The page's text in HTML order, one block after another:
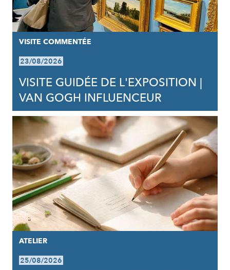
VISITE COMMENTÉE
23/08/2026
VISITE GUIDÉE DE L'EXPOSITION |
VAN GOGH INFLUENCEUR
ATELIER
25/08/2026